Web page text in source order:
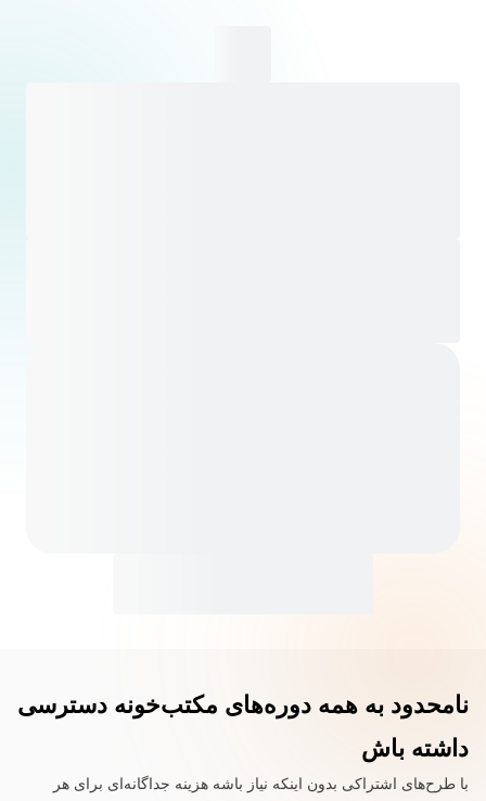
نامحدود به همه دوره‌های مکتب‌خونه دسترسی
داشته باش
با طرح‌های اشتراکی بدون اینکه نیاز باشه هزینه جداگانه‌ای برای هر